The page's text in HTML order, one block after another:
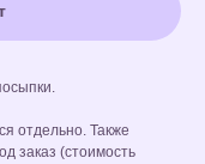
отдельно. Также
заказ (стоимость